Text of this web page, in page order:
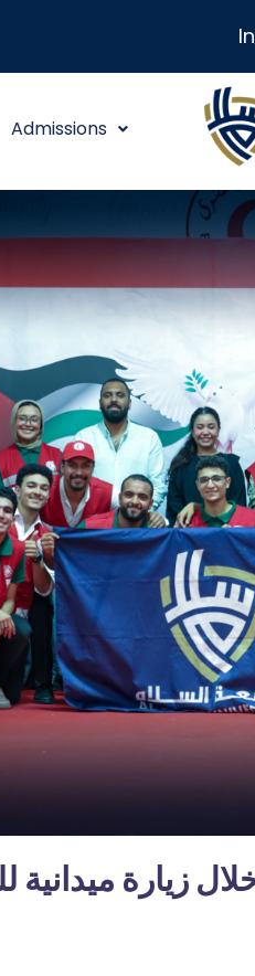
Admissions
زيارة ميدانية